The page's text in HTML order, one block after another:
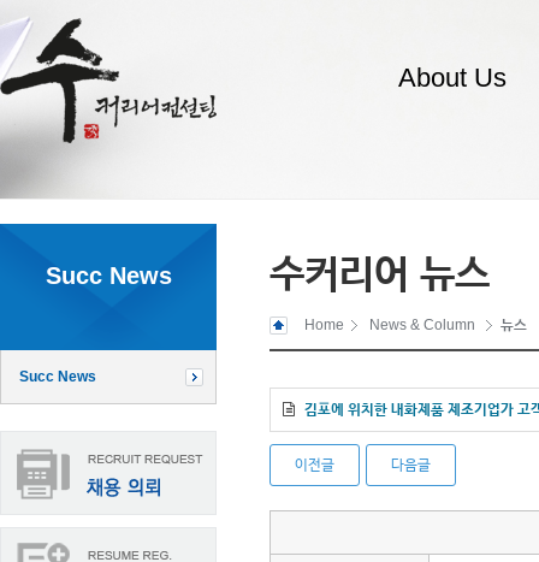
About Us
Succ News
Succ News
수커리어 뉴스
Home News & Column 뉴스
김포에 위치한 내화제품 제조기업가 고
이전글 다음글